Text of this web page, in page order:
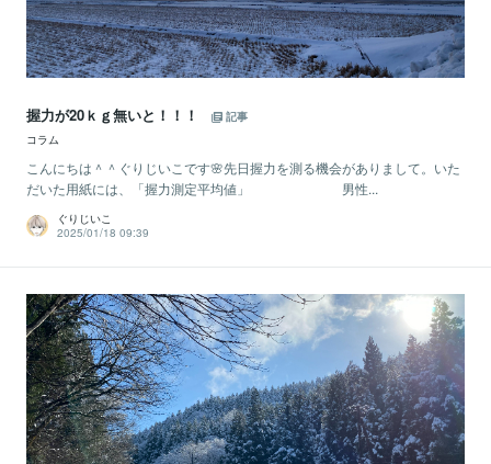
握力が20ｋｇ無いと！！！
記事
コラム
こんにちは＾＾ぐりじいこです🌸先日握力を測る機会がありまして。いた
だいた用紙には、「握力測定平均値」 男性...
ぐりじいこ
2025/01/18 09:39